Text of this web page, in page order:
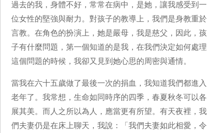
過去的我，身體不好，常常在病中，是她，讓我感受到一
位女性的堅強與耐力。對孩子的教導上，我們是身教重於
言教。在角色的扮演上，她是嚴母，我是慈父，因此，孩
子有什麼問題，第一個知道的是我，在我們決定如何處理
這個問題的時候，我卻又見到她心思的周密與通情。
當我在六十五歲做了最後一次的捐血，我知道我們都進入
老年了。我常想，生命如同時序的四季，春夏秋冬可以各
展其美。而人之所以為人，應當更有所望。有天夜裡，我
們夫妻仍是在床上聊天，我說：「我們夫妻如此相愛，令